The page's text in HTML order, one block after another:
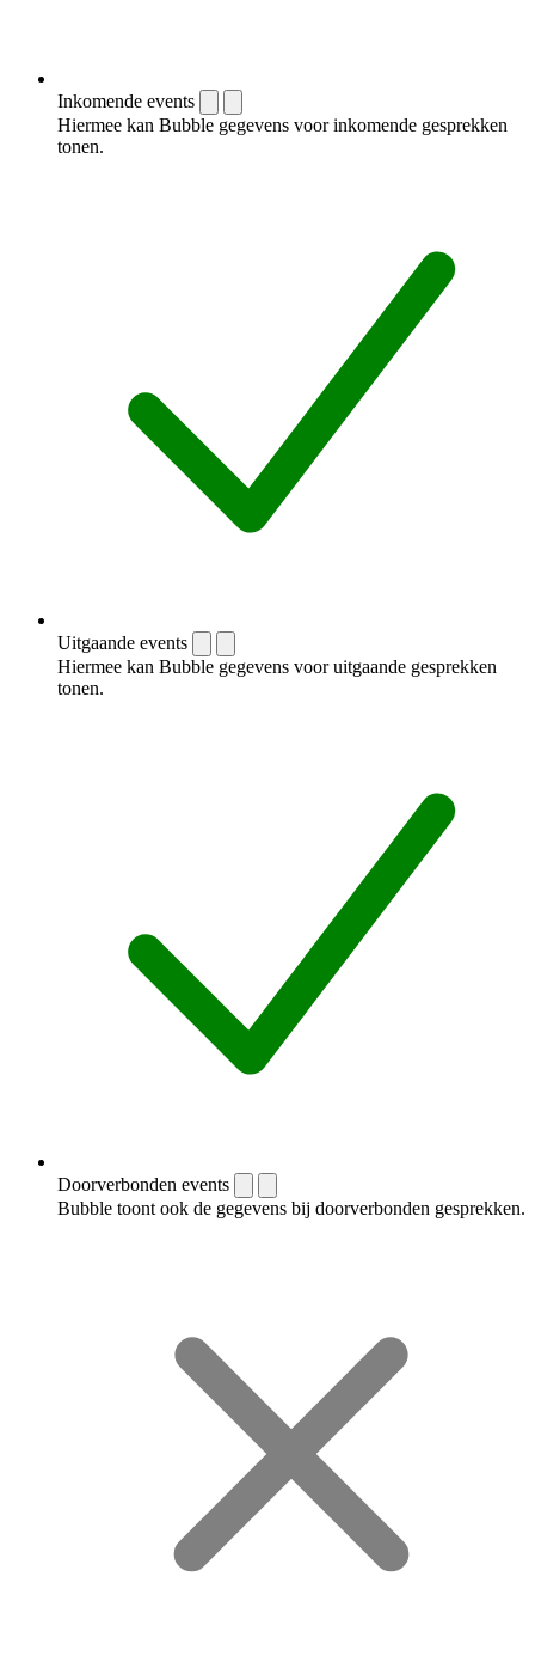
Inkomende events
Hiermee kan Bubble gegevens voor inkomende gesprekken
tonen.
Uitgaande events
Hiermee kan Bubble gegevens voor uitgaande gesprekken
tonen.
Doorverbonden events
Bubble toont ook de gegevens bij doorverbonden gesprekken.